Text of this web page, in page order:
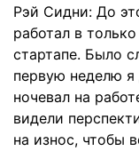
Рэй Сидни: До
работал в
стартапе. Было
первую неделю я
ночевал на
видели
на износ, чтобы